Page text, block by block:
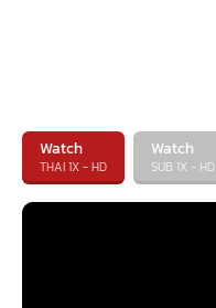
Watch
THAI 1X - HD
Watch
SUB 1X - HD